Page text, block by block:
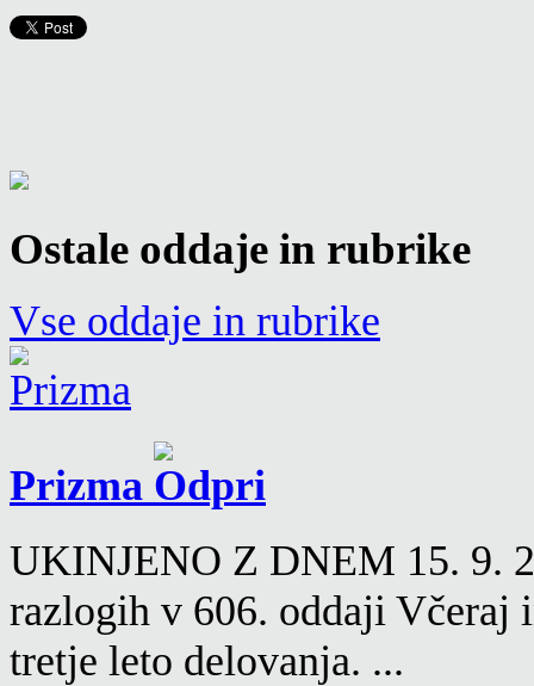
Ostale oddaje in rubrike
Vse oddaje in rubrike
Prizma
UKINJENO Z DNEM 15. 9.
razlogih v 606. oddaji Včeraj
tretje leto delovanja. ...